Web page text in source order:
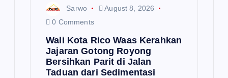
Sarwo
August 8, 2026
0 Comments
Wali Kota Rico Waas Kerahkan
Jajaran Gotong Royong
Bersihkan Parit di Jalan
Taduan dari Sedimentasi